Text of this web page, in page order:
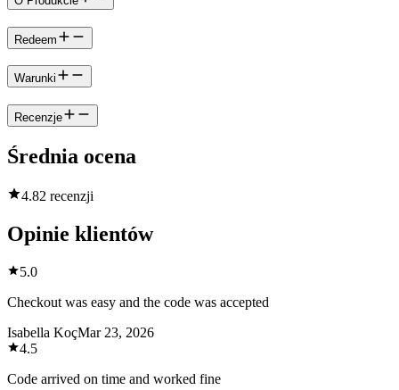
Redeem
Warunki
Recenzje
Średnia ocena
4.82 recenzji
Opinie klientów
5.0
Checkout was easy and the code was accepted
Isabella KoçMar 23, 2026
4.5
Code arrived on time and worked fine